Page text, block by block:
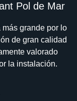
Pol de Mar
más grande por lo
de gran calidad
valorado
la instalación.